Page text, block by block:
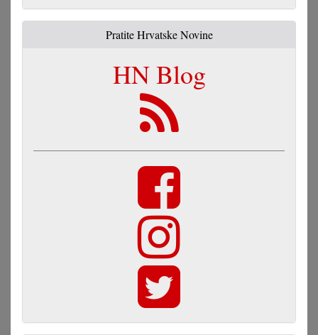
Pratite Hrvatske Novine
HN Blog